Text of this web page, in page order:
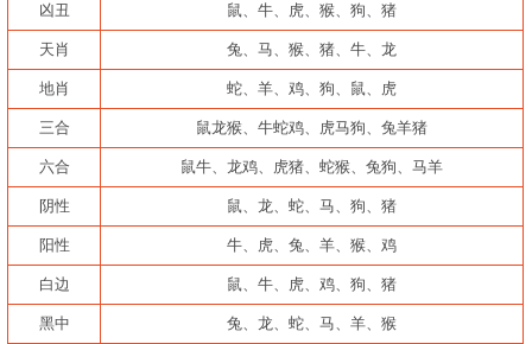
凶丑 鼠、牛、虎、猴、狗、猪
天肖 兔、马、猴、猪、牛、龙
地肖 蛇、羊、鸡、狗、鼠、虎
三合 鼠龙猴、牛蛇鸡、虎马狗、兔羊猪
六合 鼠牛、龙鸡、虎猪、蛇猴、兔狗、马羊
阴性 鼠、龙、蛇、马、狗、猪
阳性 牛、虎、兔、羊、猴、鸡
白边 鼠、牛、虎、鸡、狗、猪
黑中 兔、龙、蛇、马、羊、猴